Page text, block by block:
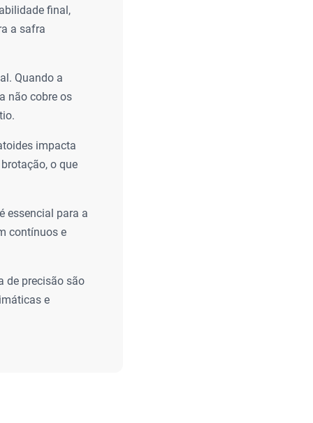
final,
a safra
Quando a
não cobre os
impacta
o que
essencial para a
contínuos e
de precisão são
e